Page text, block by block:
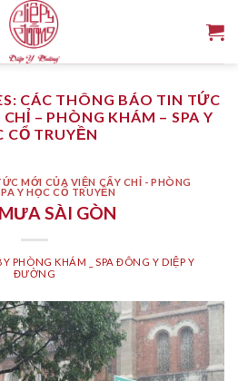
CÁC THÔNG BÁO TIN TỨC
– PHÒNG KHÁM – SPA Y
CỔ TRUYỀN
MỚI CỦA VIỆN CẤY CHỈ - PHÒNG
Y HỌC CỔ TRUYỀN
SÀI GÒN
PHÒNG KHÁM _ SPA ĐÔNG Y DIỆP Y
ĐƯỜNG